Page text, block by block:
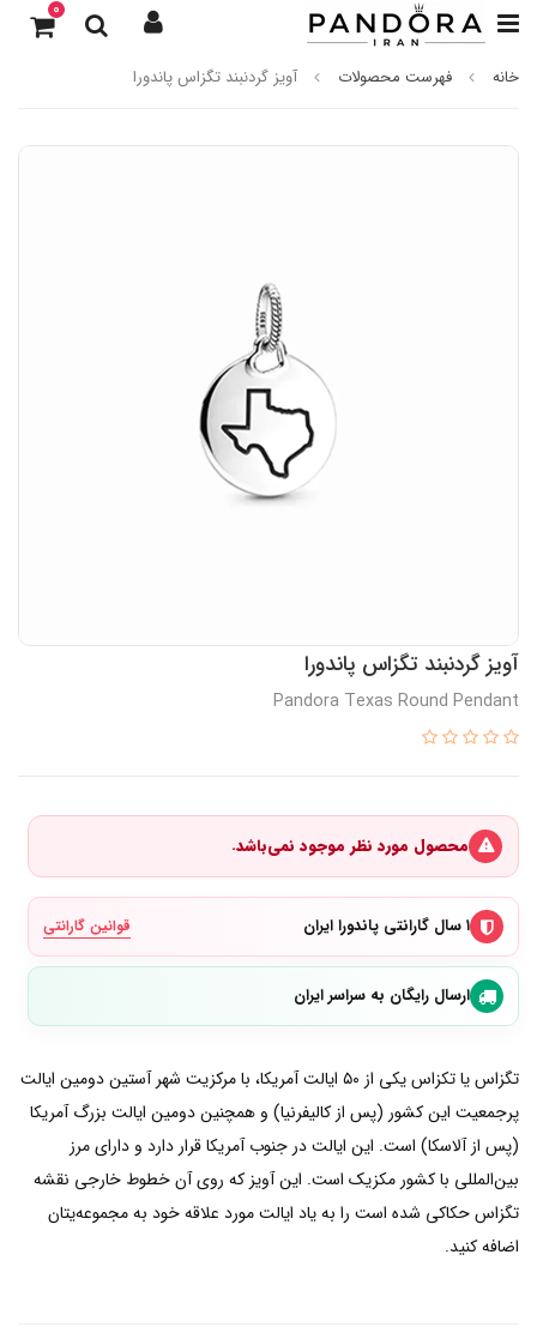
0
خانه فهرست محصولات آویز گردنبند تگزاس پاندورا
آویز گردنبند تگزاس پاندورا
Pandora Texas Round Pendant
محصول مورد نظر موجود نمی‌باشد.
۱ سال گارانتی پاندورا ایران قوانین گارانتی
ارسال رایگان به سراسر ایران
تگزاس یا تکزاس یکی از ۵۰ ایالت آمریکا، با مرکزیت شهر آستین دومین ایالت
پرجمعیت این کشور (پس از کالیفرنیا) و همچنین دومین ایالت بزرگ آمریکا
(پس از آلاسکا) است. این ایالت در جنوب آمریکا قرار دارد و دارای مرز
بین‌المللی با کشور مکزیک است. این آویز که روی آن خطوط خارجی نقشه
تگزاس حکاکی شده است را به یاد ایالت مورد علاقه خود به مجموعه‌یتان
اضافه کنید.